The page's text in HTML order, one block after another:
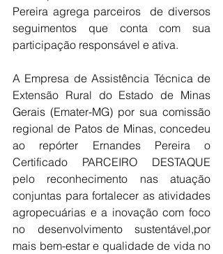
Pereira agrega parceiros  de diversos
seguimentos que conta com sua
participação responsável e ativa.
A Empresa de Assistência Técnica de
Extensão Rural do Estado de Minas
Gerais (Emater-MG) por sua comissão
regional de Patos de Minas, concedeu
ao repórter Ernandes Pereira o
Certificado PARCEIRO DESTAQUE
pelo reconhecimento nas atuação
conjuntas para fortalecer as atividades
agropecuárias e a inovação com foco
no desenvolvimento sustentável,por
mais bem-estar e qualidade de vida no